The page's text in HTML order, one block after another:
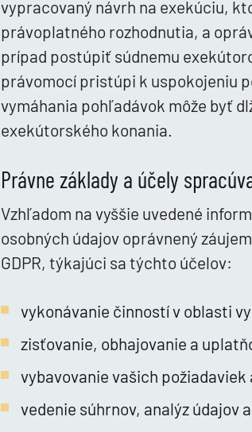
vypracovaný návrh na exekúciu,
právoplatného rozhodnutia, a
prípad postúpiť súdnemu
právomocí pristúpi k uspokojeniu
vymáhania pohľadávok môže byť
exekútorského konania.
Právne základy a účely
Vzhľadom na vyššie uvedené
osobných údajov oprávnený
GDPR, týkajúci sa týchto účelov:
vykonávanie činností v oblasti
zisťovanie, obhajovanie a
vybavovanie vašich požiadaviek
vedenie súhrnov, analýz